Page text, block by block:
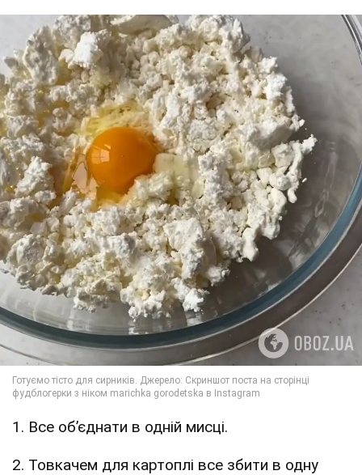
1. Все об’єднати в одній мисці.
2. Товкачем для картоплі все збити в одну